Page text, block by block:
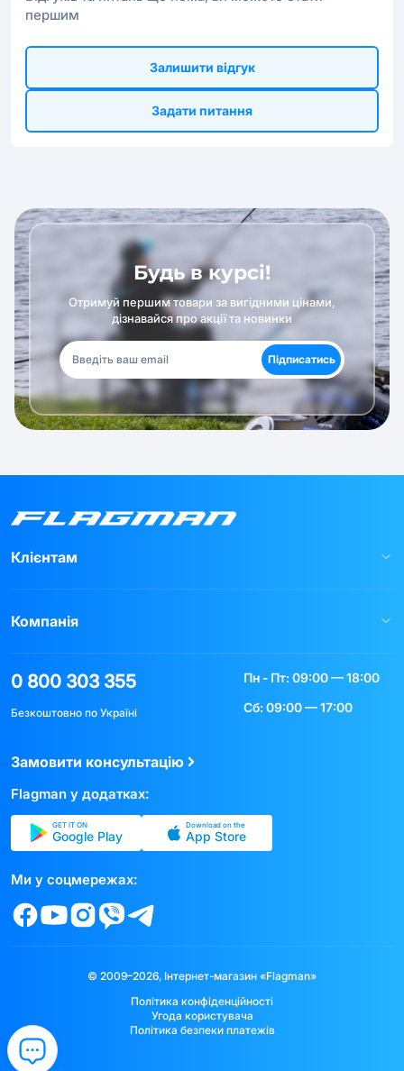
першим
Залишити відгук
Задати питання
Будь в курсі!
Отримуй першим товари за вигідними цінами,
дізнавайся про акції та новинки
Підписатись
Клієнтам
Компанія
0 800 303 355
Безкоштовно по Україні
Пн - Пт: 09:00 — 18:00
Сб: 09:00 — 17:00
Замовити консультацію
Flagman у додатках:
GET IT ON
Google Play
Download on the
App Store
Ми у соцмережах:
© 2009–2026, Інтернет-магазин «Flagman»
Політика конфіденційності
Угода користувача
Політика безпеки платежів